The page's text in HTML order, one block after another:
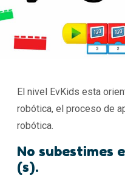
El nivel EvKids esta
robótica, el proceso de
robótica.
No subestimes
(s).